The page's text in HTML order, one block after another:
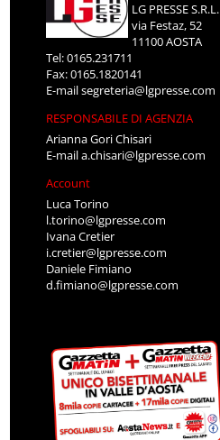
LG PRESSE S.R.L.
via Festaz, 52
11100 AOSTA
Tel: 0165.231711
Fax: 0165.1820141
E-mailsegreteria@lgpresse.com
RESPONSABILE DI AGENZIA
Arianna Gori Chisari
E-maila.chisari@lgpresse.com
Account
Luca Torino
l.torino@lgpresse.com
Ivana Cretier
i.cretier@lgpresse.com
Daniele Fimiano
d.fimiano@lgpresse.com